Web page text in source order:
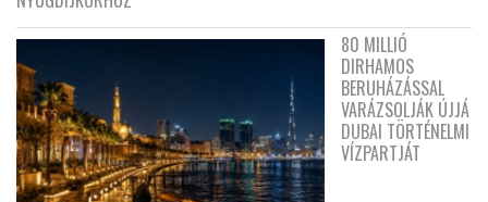
80 MILLIÓ
DIRHAMOS
BERUHÁZÁSSAL
VARÁZSOLJÁK ÚJJÁ
DUBAI TÖRTÉNELMI
VÍZPARTJÁT